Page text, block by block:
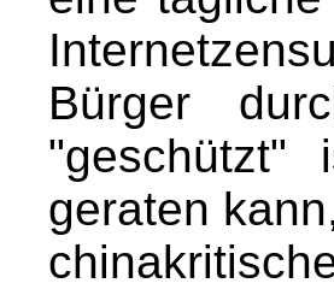
Bürger
"geschützt"
geraten